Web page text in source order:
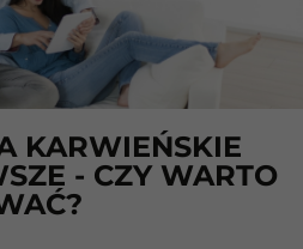
KARWIEŃSKIE
- CZY WARTO